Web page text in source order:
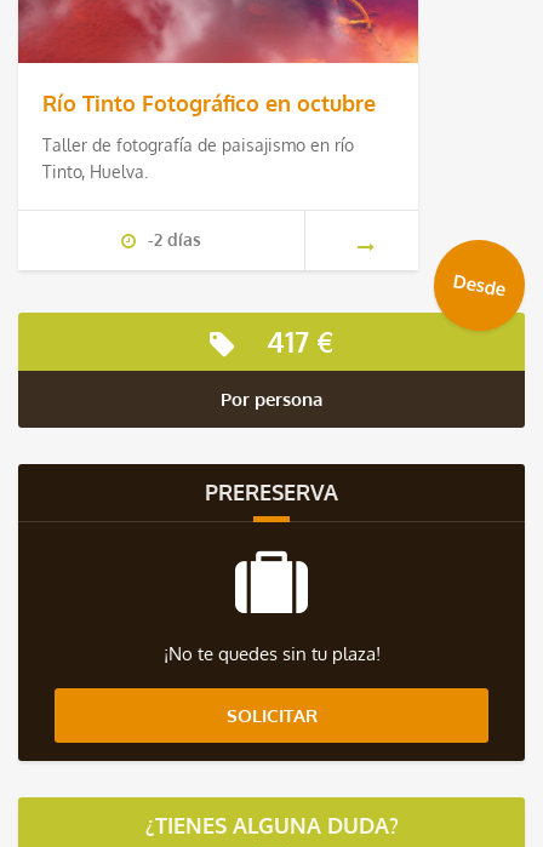
Río Tinto Fotográfico en octubre
Taller de fotografía de paisajismo en río
Tinto, Huelva.
-2 días
417 €
Por persona
Desde
PRERESERVA
¡No te quedes sin tu plaza!
SOLICITAR
¿TIENES ALGUNA DUDA?